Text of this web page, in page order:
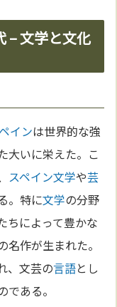
– 文学と文化
インは世界的な強
大いに栄えた。こ
スペイン文学や芸
。特に文学の分野
ちによって豊かな
作が生まれた。
、文芸の言語とし
ある。